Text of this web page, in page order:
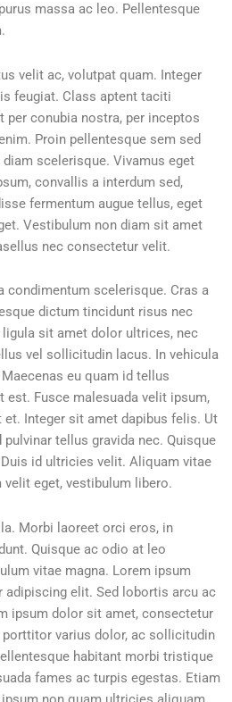
massa ac leo. Pellentesque
velit ac, volutpat quam. Integer
feugiat. Class aptent taciti
conubia nostra, per inceptos
Proin pellentesque sem sed
scelerisque. Vivamus eget
convallis a interdum sed,
fermentum augue tellus, eget
Vestibulum non diam sit amet
nec consectetur velit.
condimentum scelerisque. Cras a
dictum tincidunt risus nec
sit amet dolor ultrices, nec
vel sollicitudin lacus. In vehicula
eu quam id tellus
Fusce malesuada velit ipsum,
Integer sit amet dapibus felis. Ut
tellus gravida nec. Quisque
id ultricies velit. Aliquam vitae
velit eget, vestibulum libero.
Morbi laoreet orci eros, in
Quisque ac odio at leo
vitae magna. Lorem ipsum
elit. Sed lobortis arcu ac
ipsum dolor sit amet, consectetur
varius dolor, ac sollicitudin
habitant morbi tristique
fames ac turpis egestas. Etiam